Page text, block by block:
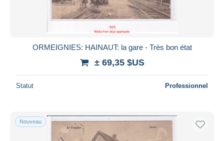
ORMEIGNIES: HAINAUT: la gare - Très bon état
± 69,35 $US
Statut Professionnel
Nouveau